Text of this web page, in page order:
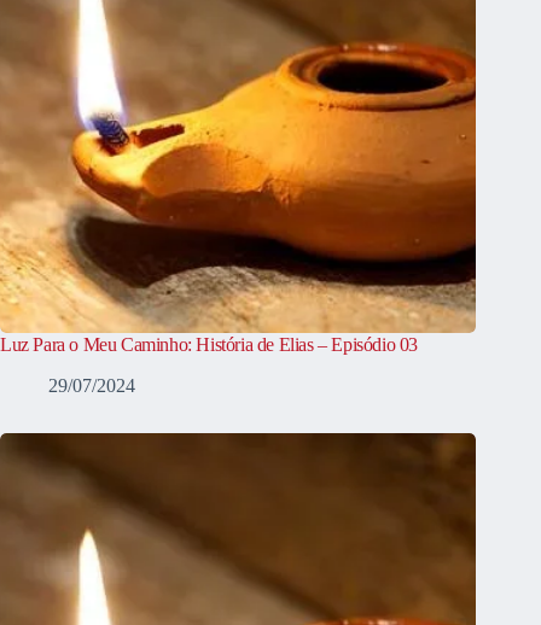
Luz Para o Meu Caminho: História de Elias – Episódio 03
29/07/2024